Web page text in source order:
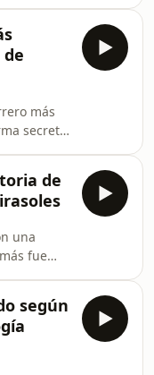
un
y por
del
más
secreta
la guerra.
la
trágicos,
por la
héroe del
de
una
fue
dejó de
según